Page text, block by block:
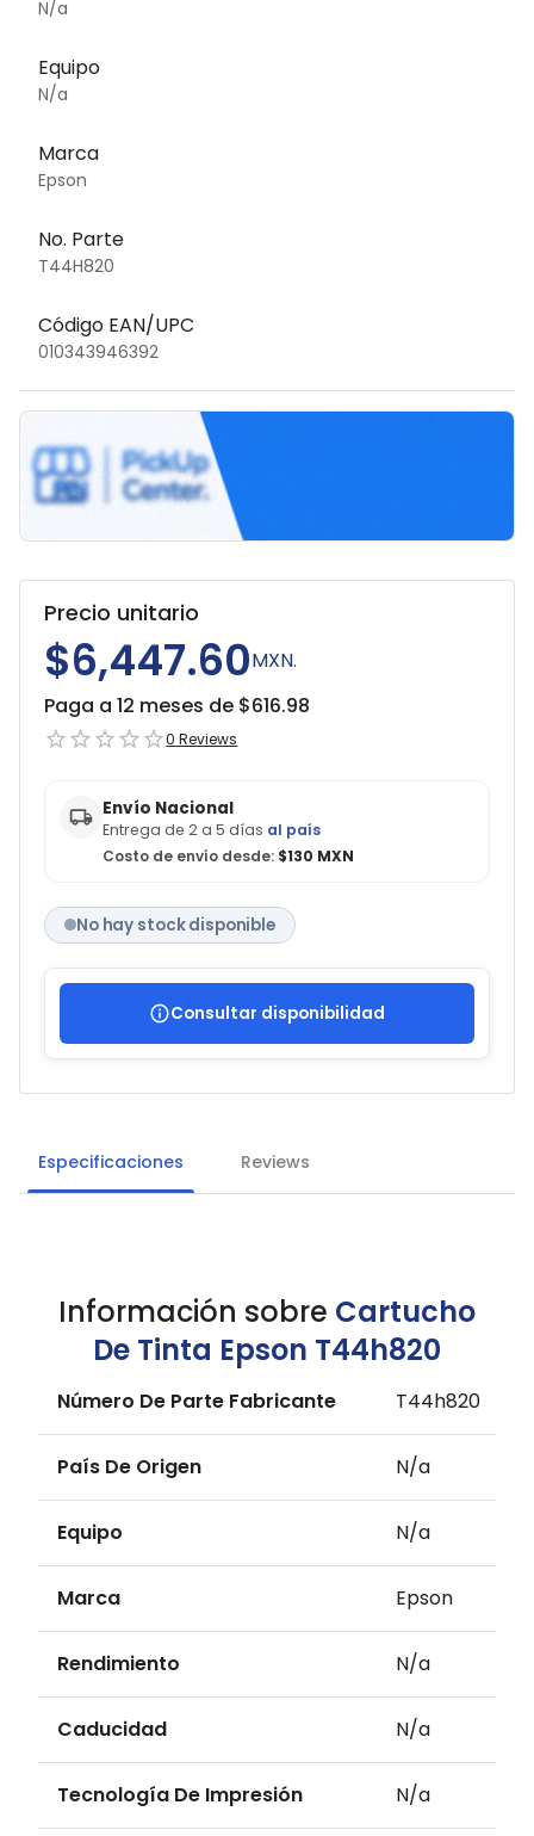
N/a
Equipo
N/a
Marca
Epson
No. Parte
T44H820
Código EAN/UPC
010343946392
Precio unitario
$6,447.60MXN.
Paga a 12 meses de $616.98
0 Reviews
Envío Nacional
Entrega de 2 a 5 días al país
Costo de envío desde: $130 MXN
No hay stock disponible
Consultar disponibilidad
Especificaciones Reviews
Información sobre Cartucho
De Tinta Epson T44h820
Número De Parte Fabricante T44h820
País De Origen N/a
Equipo N/a
Marca Epson
Rendimiento N/a
Caducidad N/a
Tecnología De Impresión N/a